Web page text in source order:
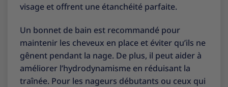
visage et offrent une étanchéité parfaite.
Un bonnet de bain est recommandé pour
maintenir les cheveux en place et éviter qu’ils ne
gênent pendant la nage. De plus, il peut aider à
améliorer l’hydrodynamisme en réduisant la
traînée. Pour les nageurs débutants ou ceux qui